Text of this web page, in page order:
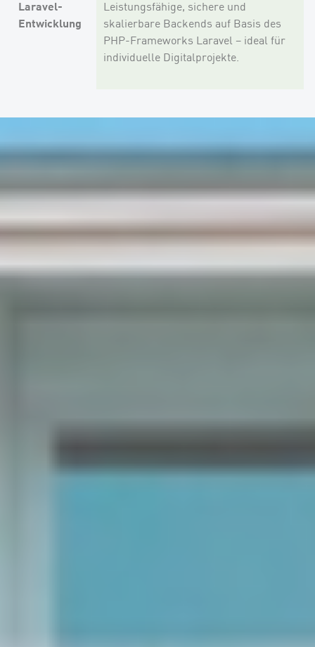
Laravel-
Entwicklung
Leistungsfähige, sichere und
skalierbare Backends auf Basis des
PHP-Frameworks Laravel – ideal für
individuelle Digitalprojekte.